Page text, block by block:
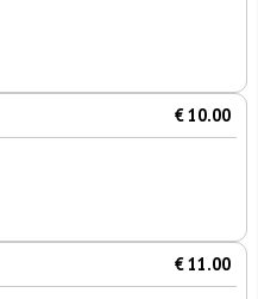
€ 10.00
€ 11.00